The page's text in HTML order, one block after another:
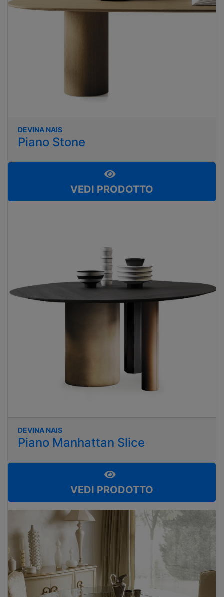
DEVINA NAIS
Piano Stone
VEDI PRODOTTO
DEVINA NAIS
Piano Manhattan Slice
VEDI PRODOTTO